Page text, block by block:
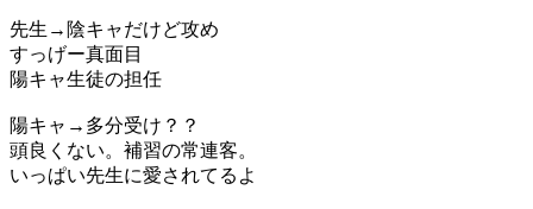
先生→陰キャだけど攻め
すっげー真面目
陽キャ生徒の担任
陽キャ→多分受け？？
頭良くない。補習の常連客。
いっぱい先生に愛されてるよ